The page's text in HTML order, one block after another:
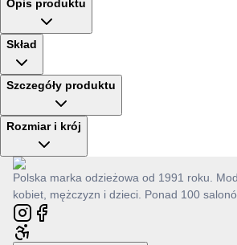
Opis produktu
Skład
Szczegóły produktu
Rozmiar i krój
Polska marka odzieżowa od 1991 roku.
kobiet, mężczyzn i dzieci. Ponad 100